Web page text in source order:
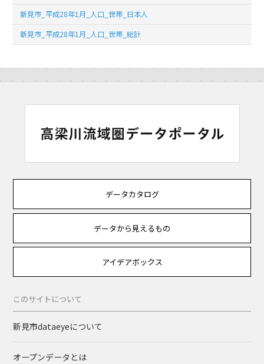
新見市_平成28年1月_人口_世帯_日本人
新見市_平成28年1月_人口_世帯_総計
データカタログ
データから見えるもの
アイデアボックス
このサイトについて
新見市dataeyeについて
オープンデータとは